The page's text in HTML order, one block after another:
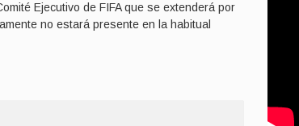
Ejecutivo de FIFA que se extenderá por
no estará presente en la habitual